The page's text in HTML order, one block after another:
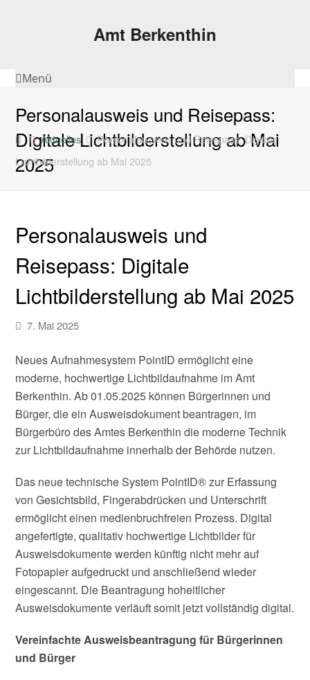
Amt Berkenthin
Menü
Personalausweis und Reisepass:
Digitale Lichtbilderstellung ab Mai
2025
Aktuelles
Personalausweis und Reisepass: Digitale
Lichtbilderstellung ab Mai 2025
Personalausweis und
Reisepass: Digitale
Lichtbilderstellung ab Mai 2025
7. Mai 2025
Neues Aufnahmesystem PointID ermöglicht eine
moderne, hochwertige Lichtbildaufnahme im Amt
Berkenthin. Ab 01.05.2025 können Bürgerinnen und
Bürger, die ein Ausweisdokument beantragen, im
Bürgerbüro des Amtes Berkenthin die moderne Technik
zur Lichtbildaufnahme innerhalb der Behörde nutzen.
Das neue technische System PointID® zur Erfassung
von Gesichtsbild, Fingerabdrücken und Unterschrift
ermöglicht einen medienbruchfreien Prozess. Digital
angefertigte, qualitativ hochwertige Lichtbilder für
Ausweisdokumente werden künftig nicht mehr auf
Fotopapier aufgedruckt und anschließend wieder
eingescannt. Die Beantragung hoheitlicher
Ausweisdokumente verläuft somit jetzt vollständig digital.
Vereinfachte Ausweisbeantragung für Bürgerinnen
und Bürger